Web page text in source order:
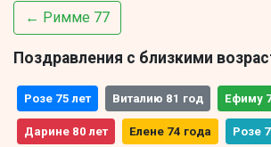
← Римме 77
Поздравления с близкими
Розе 75 лет Виталию 81 год Ефиму
Дарине 80 лет Елене 74 года Розе